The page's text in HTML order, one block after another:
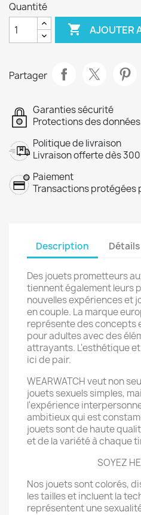
Quantité
 AJOUTER
Partager
Garanties sécurité
Protections des
Politique de livraison
Livraison offerte dès
Paiement
Transactions protégées
Description
Des jouets prometteurs
tiennent également leurs
nouvelles expériences et
en couple. La marque
représente des concepts
pour adultes avec des
attrayants. L'esthétique
ici de pair.
WEARWATCH veut non
jouets sexuels simples,
l'expérience
ambitieux qui est
jouets sont de haute
et de la variété à chaque
SOYEZ
Nos jouets sont colorés,
les tailles et incluent la
représentent une